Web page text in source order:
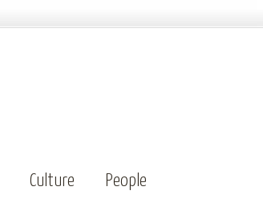
Culture People